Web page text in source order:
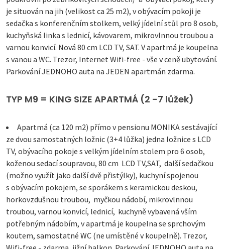
je situován na jih (velikost ca 25 m2), v obývacím pokoji je
sedačka s konferenčním stolkem, velký jídelní stůl pro 8 osob,
kuchyňská linka s lednicí, kávovarem, mikrovlnnou troubou a
varnou konvicí. Nová 80 cm LCD TV, SAT. V apartmá je koupelna
s vanou a WC. Trezor, Internet Wifi-free - vše v ceně ubytování.
Parkování JEDNOHO auta na JEDEN apartmán zdarma.
TYP M9 = KING SIZE APARTMÁ (2 -7 lůžek)
Apartmá (ca 120 m2) přímo v pensionu MONIKA sestávající
ze dvou samostatných ložnic (3+4 lůžka) jedna ložnice s LCD
TV, obývacího pokoje s velkým jídelním stolem pro 6 osob,
koženou sedací soupravou, 80 cm LCD TV,SAT, další sedačkou
(možno využít jako další dvě přistýlky), kuchyní spojenou
s obývacím pokojem, se sporákem s keramickou deskou,
horkovzdušnou troubou, myčkou nádobí, mikrovlnnou
troubou, varnou konvicí, lednicí, kuchyně vybavená vším
potřebným nádobím, v apartmá je koupelna se sprchovým
koutem, samostatné WC (ne umístěné v koupelně). Trezor,